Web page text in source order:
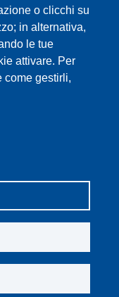
o clicchi su
in alternativa,
le tue
attivare. Per
come gestirli,
LinkedInTelegram
Flickr